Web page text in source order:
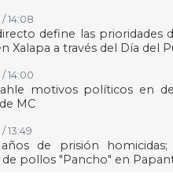
14:08
define las prioridades
Xalapa a través del Día del
14:00
motivos políticos en
MC
13:49
de prisión
pollos "Pancho" en